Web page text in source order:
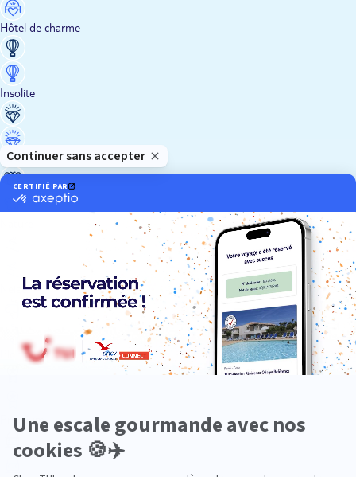
Hôtel de charme
Insolite
Luxe
Neige
Plongée
Premium